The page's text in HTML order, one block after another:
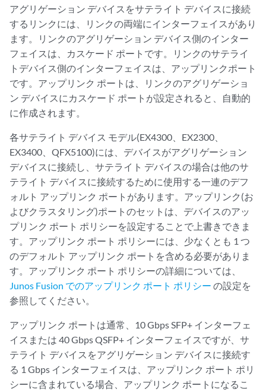
アグリゲーション デバイスをサテライト デバイスに接続
するリンクには、リンクの両端にインターフェイスがあり
ます。リンクのアグリゲーション デバイス側のインター
フェイスは、カスケード ポートです。リンクのサテライ
トデバイス側のインターフェイスは、アップリンクポート
です。アップリンク ポートは、リンクのアグリゲーショ
ン デバイスにカスケード ポートが設定されると、自動的
に作成されます。
各サテライト デバイス モデル(EX4300、EX2300、
EX3400、QFX5100)には、デバイスがアグリゲーション
デバイスに接続し、サテライト デバイスの場合は他のサ
テライト デバイスに接続するために使用する一連のデフ
ォルト アップリンク ポートがあります。アップリンク(お
よびクラスタリング)ポートのセットは、デバイスのアッ
プリンク ポート ポリシーを設定することで上書きできま
す。アップリンク ポート ポリシーには、少なくとも 1 つ
のデフォルト アップリンク ポートを含める必要がありま
す。アップリンク ポート ポリシーの詳細については、
Junos Fusion でのアップリンク ポート ポリシー の設定を
参照してください。
アップリンク ポートは通常、10 Gbps SFP+ インターフェ
イスまたは 40 Gbps QSFP+ インターフェイスですが、サ
テライト デバイスをアグリゲーション デバイスに接続す
る 1 Gbps インターフェイスは、アップリンク ポート ポリ
シーに含まれている場合、アップリンク ポートになるこ